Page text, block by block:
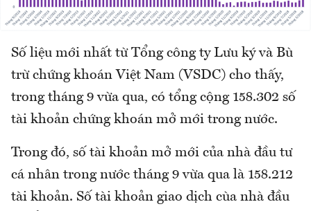
Số liệu mới nhất từ Tổng công ty Lưu ký và Bù
trừ chứng khoán Việt Nam (VSDC) cho thấy,
trong tháng 9 vừa qua, có tổng cộng 158.302 số
tài khoản chứng khoán mở mới trong nước.
Trong đó, số tài khoản mở mới của nhà đầu tư
cá nhân trong nước tháng 9 vừa qua là 158.212
tài khoản. Số tài khoản giao dịch cùa nhà đầu